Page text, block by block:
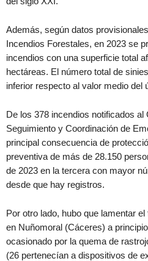
Además, según datos
Incendios Forestales, en 2023 se
incendios con una superficie total
hectáreas. El número total de
inferior respecto al valor medio del
De los 378 incendios notificados al
Seguimiento y Coordinación de
principal consecuencia de
preventiva de más de 28.150
de 2023 en la tercera con mayor
desde que hay registros.
Por otro lado, hubo que lamentar
en Nuñomoral (Cáceres) a
ocasionado por la quema de
(26 pertenecían a dispositivos de